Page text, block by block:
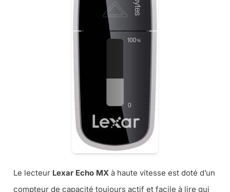
Le lecteur Lexar Echo MX à haute vitesse est doté d’un
compteur de capacité toujours actif et facile à lire qui